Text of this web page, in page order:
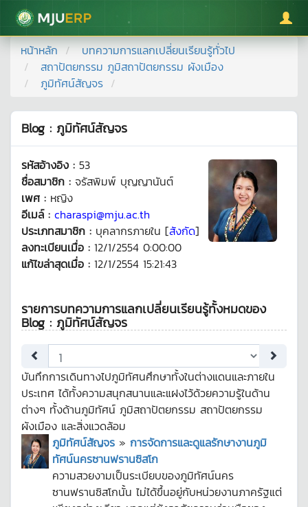
มหาวิทยาลัยแม่โจ้
หน้าหลัก
บทความการแลกเปลี่ยนเรียนรู้ทั่วไป
สถาปัตยกรรม ภูมิสถาปัตยกรรม ผังเมือง
ภูมิทัศน์สัญจร
Blog : ภูมิทัศน์สัญจร
รหัสอ้างอิง : 53
ชื่อสมาชิก : จรัสพิมพ์ บุญญานันต์
เพศ : หญิง
อีเมล์ : charaspi@mju.ac.th
ประเภทสมาชิก : บุคลากรภายใน [สังกัด]
ลงทะเบียนเมื่อ : 12/1/2554 0:00:00
แก้ไขล่าสุดเมื่อ : 12/1/2554 15:21:43
รายการบทความการแลกเปลี่ยนเรียนรู้ทั้งหมดของ
Blog : ภูมิทัศน์สัญจร
บันทึกการเดินทางไปภูมิทัศนศึกษาทั้งในต่างแดนและภายใน
ประเทศ ได้ทั้งความสนุกสนานและแฝงไว้ด้วยความรู้ในด้าน
ต่างๆ ทั้งด้านภูมิทัศน์ ภูมิสถาปัตยกรรม สถาปัตยกรรม
ผังเมือง และสิ่งแวดล้อม
ภูมิทัศน์สัญจร » การจัดการและดูแลรักษางานภูมิ
ทัศน์นครซานฟรานซิสโก
ความสวยงามเป็นระเบียบของภูมิทัศน์นคร
ซานฟรานซิสโกนั้น ไม่ได้ขึ้นอยู่กับหน่วยงานภาครัฐแต่